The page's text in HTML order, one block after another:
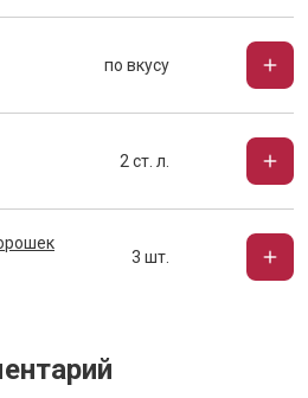
по вкусу
2 ст. л.
3 шт.